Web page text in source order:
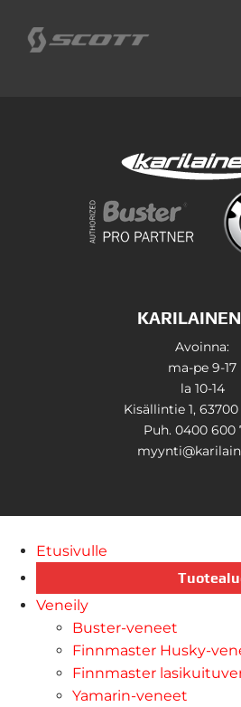
Avoinna:
ma-pe 9-17
la 10-14
Kisällintie 1,
Puh. 0400 600
Etusivulle
Veneily
Buster-veneet
Finnmaster Husky-
Finnmaster
Yamarin-veneet